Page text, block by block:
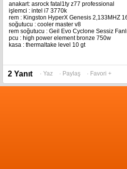
anakart: asrock fatal1ty z77 professional
işlemci : intel i7 3770k
rem : Kingston HyperX Genesis 2,133MHZ
soğutucu : cooler master v8
rem soğutucu : Geil Evo Cyclone Sessiz
pcu : high power element bronze 750w
kasa : thermaltake level 10 gt
2 Yanıt · Yaz · Paylaş · Favori +